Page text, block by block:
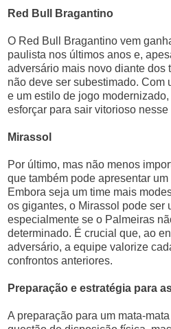
Red Bull Bragantino
O Red Bull Bragantino vem
paulista nos últimos anos e,
adversário mais novo diante dos
não deve ser subestimado. Com
e um estilo de jogo
esforçar para sair vitorioso nesse
Mirassol
Por último, mas não menos
que também pode apresentar
Embora seja um time mais
os gigantes, o Mirassol pode ser
especialmente se o Palmeiras
determinado. É crucial que, ao
adversário, a equipe valorize
confrontos anteriores.
Preparação e estratégia para
A preparação para um mata-